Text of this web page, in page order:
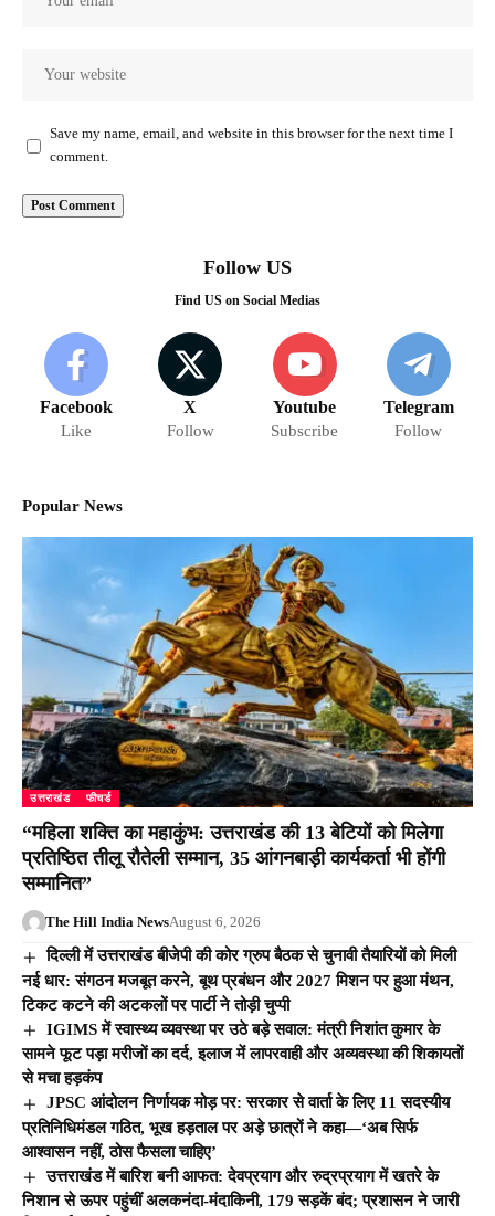
Save my name, email, and website in this browser for the next time I
comment.
Follow US
Find US on Social Medias
Facebook
Like
X
Follow
Youtube
Subscribe
Telegram
Follow
Popular News
उत्तराखंड फीचर्ड
“महिला शक्ति का महाकुंभ: उत्तराखंड की 13 बेटियों को मिलेगा
प्रतिष्ठित तीलू रौतेली सम्मान, 35 आंगनबाड़ी कार्यकर्ता भी होंगी
सम्मानित”
The Hill India NewsAugust 6, 2026
दिल्ली में उत्तराखंड बीजेपी की कोर ग्रुप बैठक से चुनावी तैयारियों को मिली
नई धार: संगठन मजबूत करने, बूथ प्रबंधन और 2027 मिशन पर हुआ मंथन,
टिकट कटने की अटकलों पर पार्टी ने तोड़ी चुप्पी
IGIMS में स्वास्थ्य व्यवस्था पर उठे बड़े सवाल: मंत्री निशांत कुमार के
सामने फूट पड़ा मरीजों का दर्द, इलाज में लापरवाही और अव्यवस्था की शिकायतों
से मचा हड़कंप
JPSC आंदोलन निर्णायक मोड़ पर: सरकार से वार्ता के लिए 11 सदस्यीय
प्रतिनिधिमंडल गठित, भूख हड़ताल पर अड़े छात्रों ने कहा—‘अब सिर्फ
आश्वासन नहीं, ठोस फैसला चाहिए’
उत्तराखंड में बारिश बनी आफत: देवप्रयाग और रुद्रप्रयाग में खतरे के
निशान से ऊपर पहुंचीं अलकनंदा-मंदाकिनी, 179 सड़कें बंद; प्रशासन ने जारी